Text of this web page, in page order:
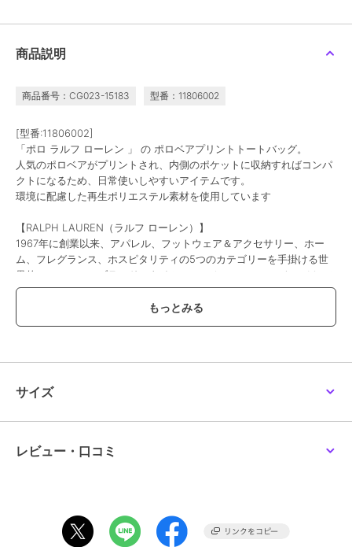
商品説明
商品番号：CG023-15183 型番：11806002
[型番:11806002]
「ポロ ラルフ ローレン 」 の ポロベアプリントトートバッグ。
人気のポロベアがプリントされ、内側のポケットに収納すればコンパ
クトになるため、日常使いしやすいアイテムです。
環境に配慮した再生ポリエステル素材を使用しています
【RALPH LAUREN（ラルフ ローレン）】
1967年に創業以来、アパレル、フットウェア＆アクセサリー、ホー
ム、フレグランス、ホスピタリティの5つのカテゴリーを手掛ける世
界的ファッションブランド。タイムレスでオーセンティック、そして
アイコンである「ポロ プレイヤー ロゴ」は、歴史と信頼性を表し世
品番/カラー：11806002 A ネイビー
性別タイプ
レディース
バッグ
／ エコバッグ・サブバッ
サイズ
レビュー・口コミ